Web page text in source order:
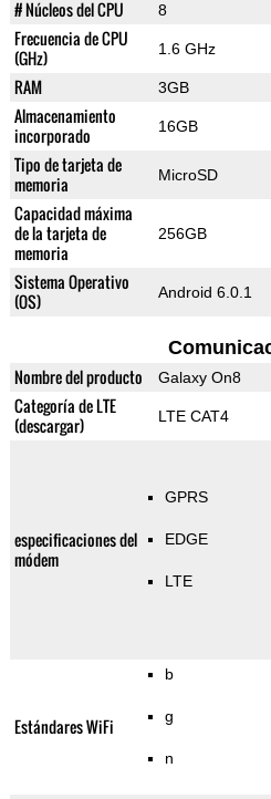
# Núcleos del CPU 8
Frecuencia de CPU
(GHz)
1.6 GHz
RAM 3GB
Almacenamiento
incorporado
16GB
Tipo de tarjeta de
memoria
MicroSD
Capacidad máxima
de la tarjeta de
memoria
256GB
Sistema Operativo
(OS)
Android 6.0.1
Nombre del producto Galaxy On8
Categoría de LTE
(descargar)
LTE CAT4
especificaciones del
módem
GPRS
EDGE
LTE
Estándares WiFi
b
g
n